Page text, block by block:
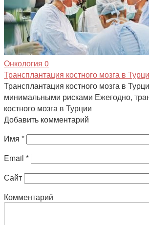
Онкология 0
Трансплантация костного мозга в
Трансплантация костного мозга в
минимальными рисками Ежегодно,
костного мозга в Турции
Добавить комментарий
Имя *
Email *
Сайт
Комментарий